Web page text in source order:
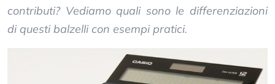
contributi? Vediamo quali sono le differenziazioni
di questi balzelli con esempi pratici.